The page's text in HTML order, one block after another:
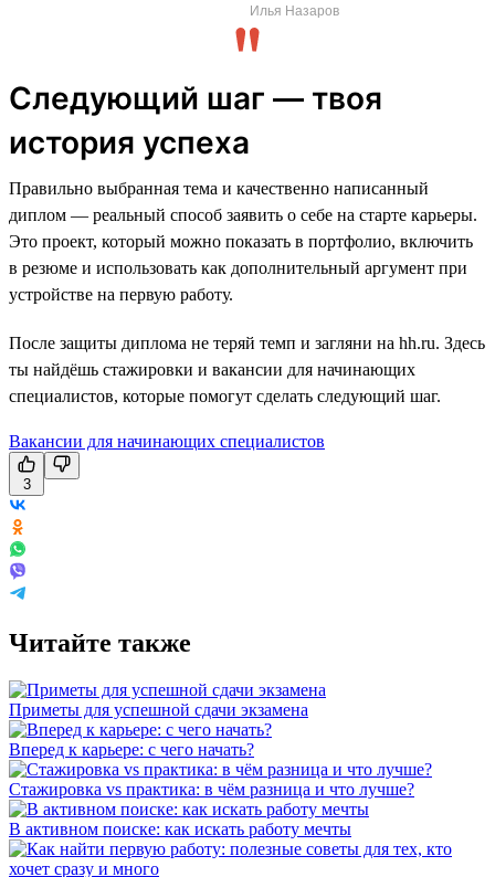
Илья Назаров
Следующий шаг — твоя
история успеха
Правильно выбранная тема и качественно написанный
диплом — реальный способ заявить о себе на старте карьеры.
Это проект, который можно показать в портфолио, включить
в резюме и использовать как дополнительный аргумент при
устройстве на первую работу.
После защиты диплома не теряй темп и загляни на hh.ru. Здесь
ты найдёшь стажировки и вакансии для начинающих
специалистов, которые помогут сделать следующий шаг.
Вакансии для начинающих специалистов
3
Читайте также
Приметы для успешной сдачи экзамена
Вперед к карьере: с чего начать?
Стажировка vs практика: в чём разница и что лучше?
В активном поиске: как искать работу мечты